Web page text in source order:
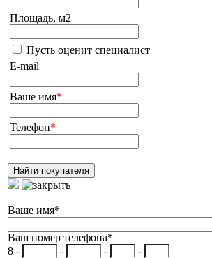
Площадь, м2
Пусть оценит специалист
E-mail
Ваше имя*
Телефон*
Ваше имя*
Ваш номер телефона*
8 -
- -
-